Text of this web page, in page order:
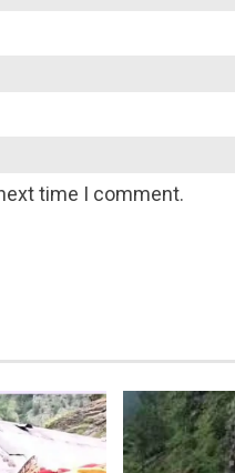
time I comment.